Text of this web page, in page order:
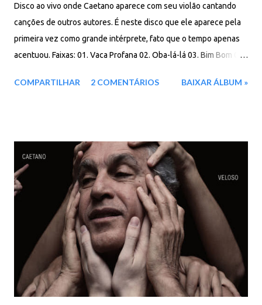
Disco ao vivo onde Caetano aparece com seu violão cantando
canções de outros autores. É neste disco que ele aparece pela
primeira vez como grande intérprete, fato que o tempo apenas
acentuou. Faixas: 01. Vaca Profana 02. Oba-lá-lá 03. Bim Bom 04.
08. Estranha Forma de Vida 09. Kalú 10. Totalmente Demais 11.
- Box - MEGA - MediaFire
COMPARTILHAR 2 COMENTÁRIOS BAIXAR ÁLBUM »